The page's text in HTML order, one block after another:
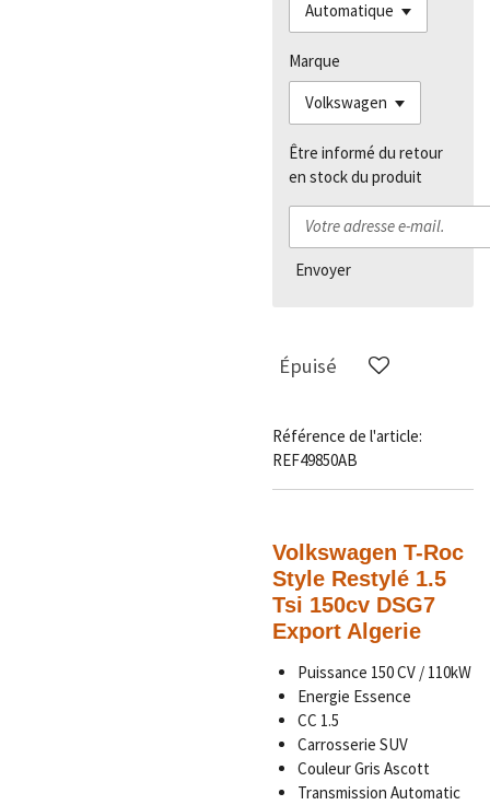
Marque
Être informé du retour
en stock du produit
Envoyer
Épuisé
Référence de l'article:
REF49850AB
Volkswagen T-Roc
Style Restylé 1.5
Tsi 150cv DSG7
Export Algerie
Puissance 150 CV / 110kW
Energie Essence
CC 1.5
Carrosserie SUV
Couleur Gris Ascott
Transmission Automatic